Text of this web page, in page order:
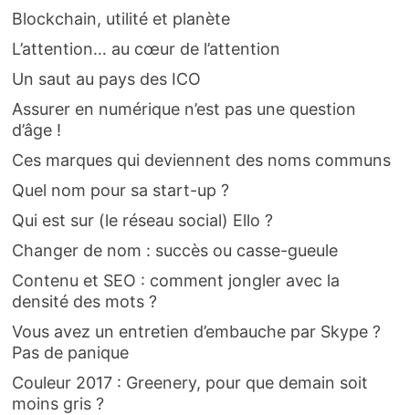
Blockchain, utilité et planète
L’attention… au cœur de l’attention
Un saut au pays des ICO
Assurer en numérique n’est pas une question
d’âge !
Ces marques qui deviennent des noms communs
Quel nom pour sa start-up ?
Qui est sur (le réseau social) Ello ?
Changer de nom : succès ou casse-gueule
Contenu et SEO : comment jongler avec la
densité des mots ?
Vous avez un entretien d’embauche par Skype ?
Pas de panique
Couleur 2017 : Greenery, pour que demain soit
moins gris ?